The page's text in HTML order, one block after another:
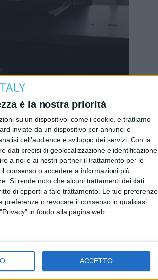
è la nostra priorità
su un dispositivo, come i cookie, e trattiamo
inviate da un dispositivo per annunci e
dell'audience e sviluppo dei servizi. Con la
dati precisi di geolocalizzazione e identificazione
a noi e ai nostri partner il trattamento per le
consenso o accedere a informazioni più
Si rende noto che alcuni trattamenti dei dati
di opporti a tale trattamento. Le tue preferenze
preferenze o revocare il consenso in qualsiasi
in fondo alla pagina web.
ACCETTO